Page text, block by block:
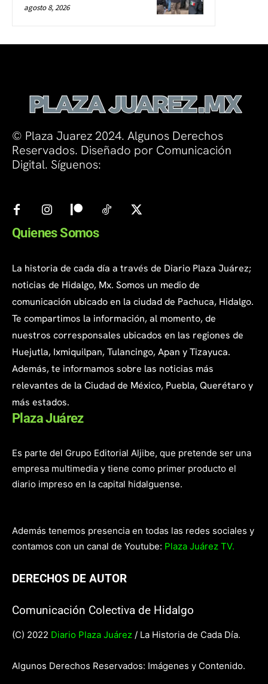
agosto 8, 2026
© Plaza Juarez 2024. Algunos Derechos
Reservados. Diseñado por Comunicación
Digital. Síguenos:
Quienes Somos
La historia de cada día a través de Diario Plaza Juárez;
noticias de Hidalgo, Mx. Somos un medio de
comunicación ubicado en la ciudad de Pachuca, Hidalgo.
Te compartimos la información, al momento, de
nuestros corresponsales ubicados en las regiones de
Huejutla, Ixmiquilpan, Tulancingo, Apan y Tizayuca.
Además, te informamos sobre las noticias más
relevantes de la Ciudad de México, Puebla, Querétaro y
más estados.
Plaza Juárez
Es parte del Grupo Editorial Aljibe, que pretende ser una
empresa multimedia y tiene como primer producto el
diario impreso en la capital hidalguense.
Además tenemos presencia en todas las redes sociales y
contamos con un canal de Youtube: Plaza Juárez TV.
DERECHOS DE AUTOR
Comunicación Colectiva de Hidalgo
(C) 2022 Diario Plaza Juárez / La Historia de Cada Día.
Algunos Derechos Reservados: Imágenes y Contenido.